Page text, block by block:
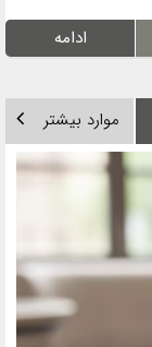
ادامه
موارد بیشتر